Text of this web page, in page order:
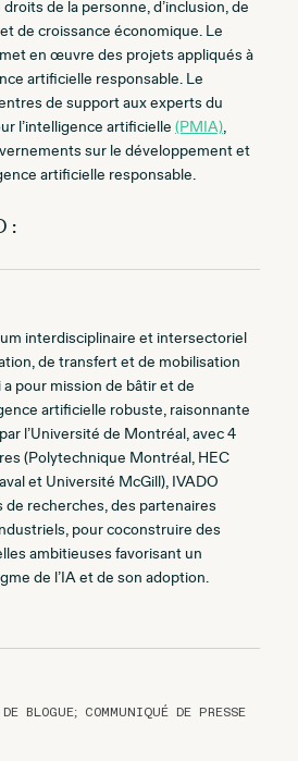
BLOGUE; COMMUNIQUÉ DE PRESSE
de la personne, d’inclusion, de
de croissance économique. Le
en œuvre des projets appliqués à
artificielle responsable. Le
de support aux experts du
l’intelligence artificielle (PMIA),
sur le développement et
artificielle responsable.
:
interdisciplinaire et intersectoriel
de transfert et de mobilisation
pour mission de bâtir et de
artificielle robuste, raisonnante
l’Université de Montréal, avec 4
(Polytechnique Montréal, HEC
et Université McGill), IVADO
recherches, des partenaires
pour coconstruire des
ambitieuses favorisant un
de l’IA et de son adoption.